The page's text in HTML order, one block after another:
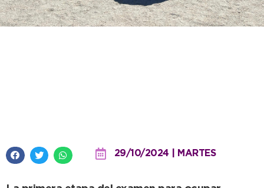
29/10/2024 | MARTES